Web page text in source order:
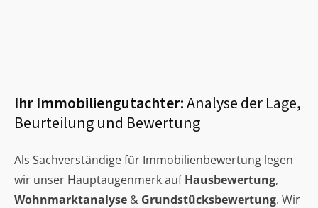
Ihr Immobiliengutachter:Analyse der Lage,
Beurteilung und Bewertung
Als Sachverständige für Immobilienbewertung legen
wir unser Hauptaugenmerk aufHausbewertung,
Wohnmarktanalyse & Grundstücksbewertung. Wir